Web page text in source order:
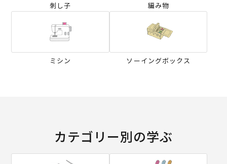
刺し子 編み物
ミシン ソーイングボックス
カテゴリー別の学ぶ